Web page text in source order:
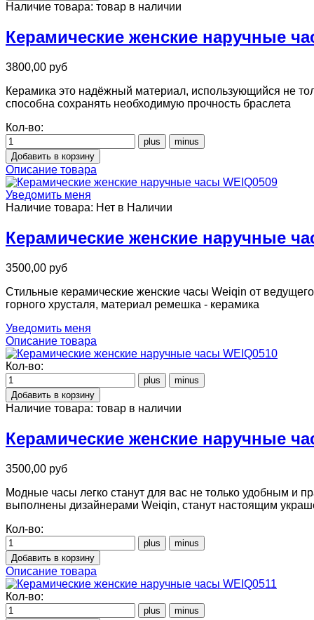
Наличие товара: товар в наличии
Керамические женские наручные
3800,00 руб
Керамика это надёжный материал, использующийся не
способна сохранять необходимую прочность браслета
Кол-во:
Описание товара
Уведомить меня
Наличие товара: Нет в Наличии
Керамические женские наручные
3500,00 руб
Стильные керамические женские часы Weiqin от
горного хрусталя, материал ремешка - керамика
Уведомить меня
Описание товара
Кол-во:
Наличие товара: товар в наличии
Керамические женские наручные
3500,00 руб
Модные часы легко станут для вас не только удобным
выполнены дизайнерами Weiqin, станут настоящим
Кол-во:
Описание товара
Кол-во: